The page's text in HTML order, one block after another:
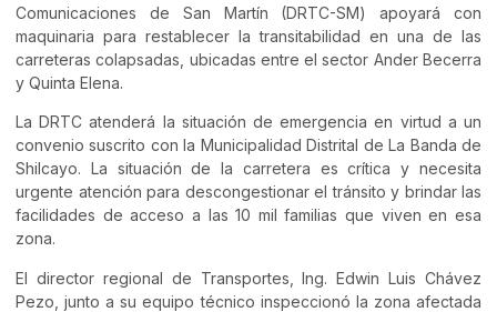
Comunicaciones de San Martín (DRTC-SM) apoyará con
maquinaria para restablecer la transitabilidad en una de las
carreteras colapsadas, ubicadas entre el sector Ander Becerra
y Quinta Elena.
La DRTC atenderá la situación de emergencia en virtud a un
convenio suscrito con la Municipalidad Distrital de La Banda de
Shilcayo. La situación de la carretera es crítica y necesita
urgente atención para descongestionar el tránsito y brindar las
facilidades de acceso a las 10 mil familias que viven en esa
zona.
El director regional de Transportes, Ing. Edwin Luis Chávez
Pezo, junto a su equipo técnico inspeccionó la zona afectada